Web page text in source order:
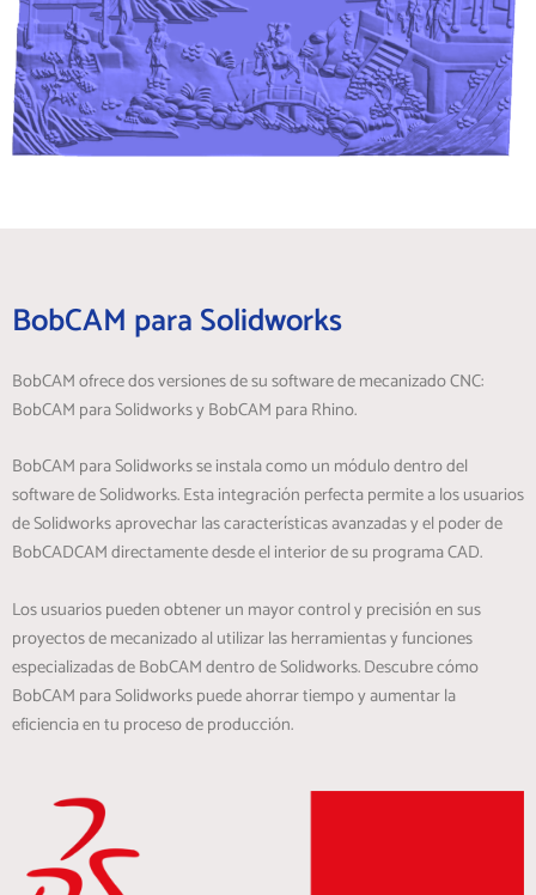
BobCAM para Solidworks
BobCAM ofrece dos versiones de su software de mecanizado CNC:
BobCAM para Solidworks y BobCAM para Rhino.
BobCAM para Solidworks se instala como un módulo dentro del
software de Solidworks. Esta integración perfecta permite a los usuarios
de Solidworks aprovechar las características avanzadas y el poder de
BobCADCAM directamente desde el interior de su programa CAD.
Los usuarios pueden obtener un mayor control y precisión en sus
proyectos de mecanizado al utilizar las herramientas y funciones
especializadas de BobCAM dentro de Solidworks. Descubre cómo
BobCAM para Solidworks puede ahorrar tiempo y aumentar la
eficiencia en tu proceso de producción.